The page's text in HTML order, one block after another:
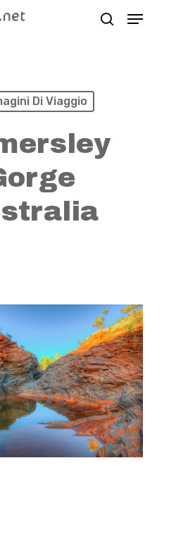
Menu
Di Viaggio